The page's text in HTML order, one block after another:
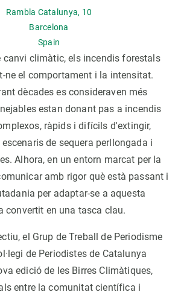
Rambla Catalunya, 10
Barcelona
Spain
canvi climàtic, els incendis forestals
ne el comportament i la intensitat.
dècades es consideraven més
estan donant pas a incendis
ràpids i difícils d'extingir,
de sequera perllongada i
Alhora, en un entorn marcat per la
amb rigor què està passant i
per adaptar-se a aquesta
convertit en una tasca clau.
el Grup de Treball de Periodisme
de Periodistes de Catalunya
edició de les Birres Climàtiques,
entre la comunitat científica i